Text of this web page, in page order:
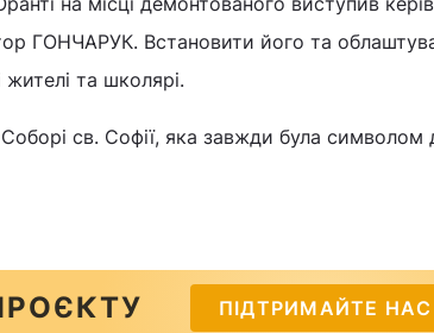
ГОНЧАРУК. Встановити його та
та школярі.
св. Софії, яка завжди була символом
ПІДТРИМАЙТЕ НАС